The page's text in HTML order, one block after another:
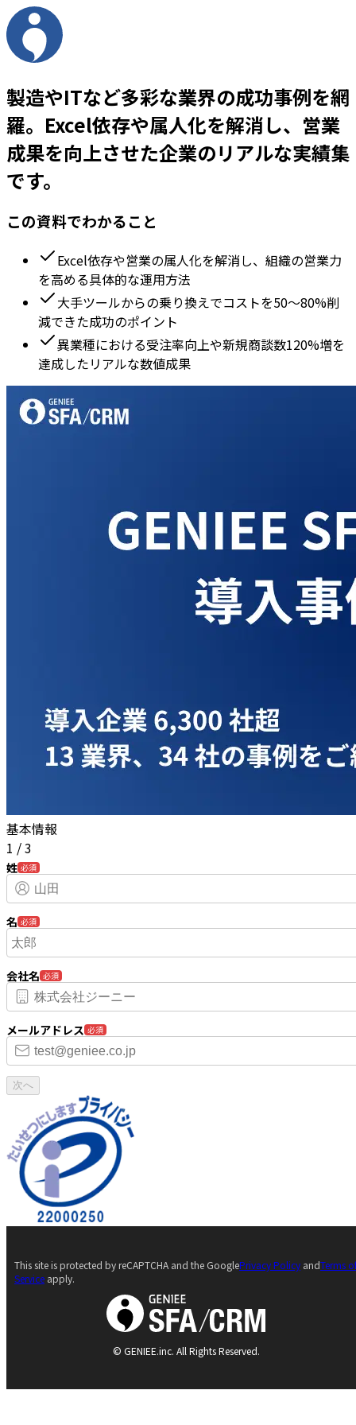
製造やITなど多彩な業界の成功事例を網
羅。Excel依存や属人化を解消し、営業
成果を向上させた企業のリアルな実績集
です。
この資料でわかること
Excel依存や営業の属人化を解消し、組織の営業力
を高める具体的な運用方法
大手ツールからの乗り換えでコストを50〜80%削
減できた成功のポイント
異業種における受注率向上や新規商談数120%増を
達成したリアルな数値成果
基本情報
1 /3
姓 必須
名 必須
会社名 必須
メールアドレス 必須
次へ
© GENIEE.inc. All Rights Reserved.
This site is protected by reCAPTCHA and the GooglePrivacy Policy andTerms
Service apply.